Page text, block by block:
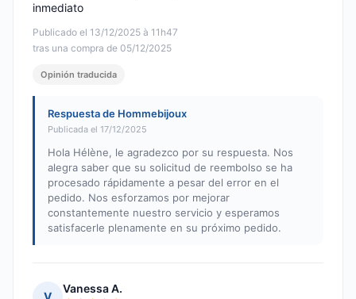
Publicado el 13/12/2025 à 11h47
tras una compra de 05/12/2025
inmediato
Opinión traducida
Respuesta de Hommebijoux
Publicada el 17/12/2025
Hola Hélène, le agradezco por su respuesta. Nos
alegra saber que su solicitud de reembolso se ha
procesado rápidamente a pesar del error en el
pedido. Nos esforzamos por mejorar
constantemente nuestro servicio y esperamos
satisfacerle plenamente en su próximo pedido.
Vanessa A.